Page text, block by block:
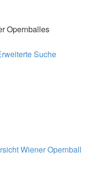
Opernballes
Suche
Wiener Opernball